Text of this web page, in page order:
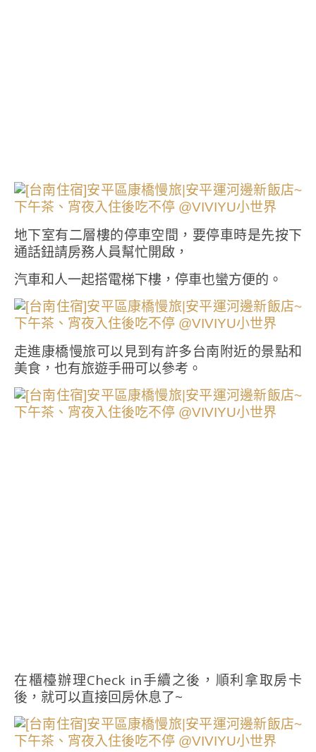
地下室有二層樓的停車空間，要停車時是先按下
通話鈕請房務人員幫忙開啟，
汽車和人一起搭電梯下樓，停車也蠻方便的。
走進康橋慢旅可以見到有許多台南附近的景點和
美食，也有旅遊手冊可以參考。
在櫃檯辦理Check in手續之後，順利拿取房卡
後，就可以直接回房休息了~